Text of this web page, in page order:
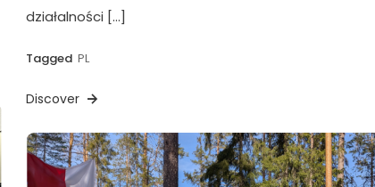
działalności […]
Tagged PL
Discover